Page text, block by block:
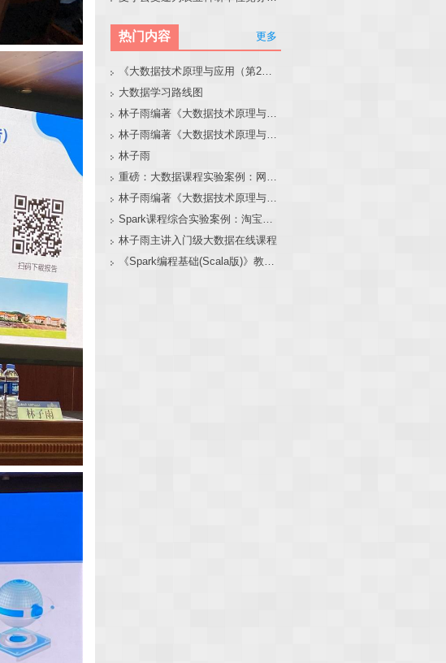
热门内容 更多
《大数据技术原理与应用（第2版）》教材官网
大数据学习路线图
林子雨编著《大数据技术原理与应用（第3版）》教材官网
林子雨编著《大数据技术原理与应用》教材配套大数据软件安装和编程实践指南
林子雨
林子雨编著《大数据技术原理与应用（第3版）》教材配套大数据软件安装和编程实践指南
林子雨主讲入门级大数据在线课程
《Spark编程基础(Scala版)》教材官网